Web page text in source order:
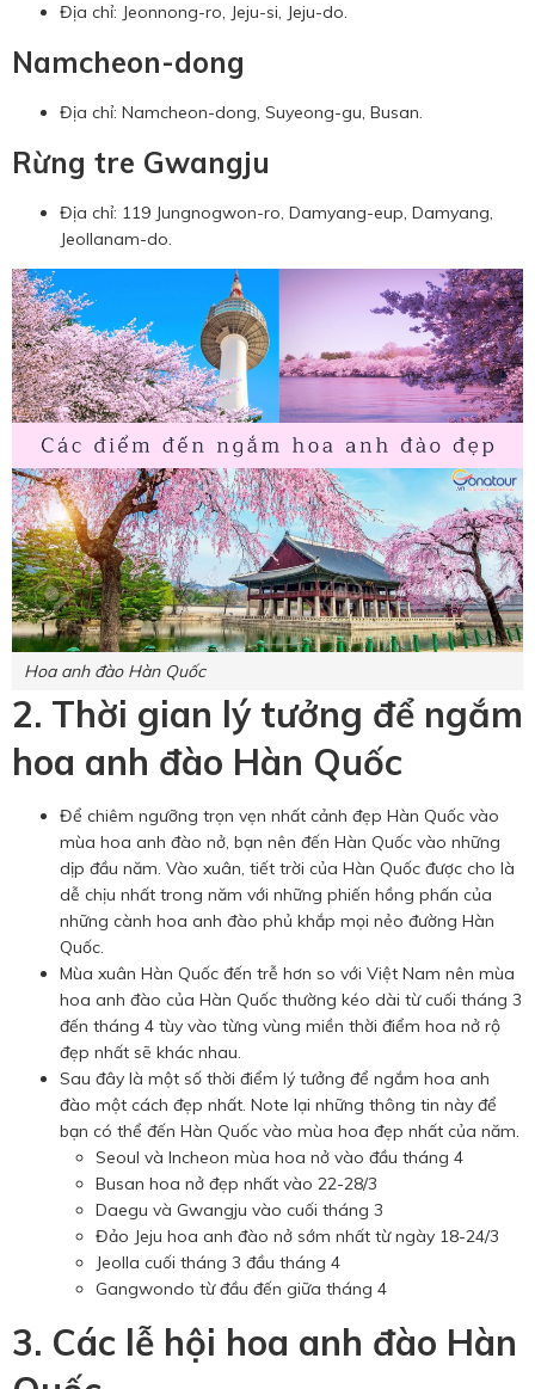
Địa chỉ: Jeonnong-ro, Jeju-si, Jeju-do.
Namcheon-dong
Địa chỉ: Namcheon-dong, Suyeong-gu, Busan.
Rừng tre Gwangju
Địa chỉ: 119 Jungnogwon-ro, Damyang-eup, Damyang,
Jeollanam-do.
Hoa anh đào Hàn Quốc
2. Thời gian lý tưởng để ngắm
hoa anh đào Hàn Quốc
Để chiêm ngưỡng trọn vẹn nhất cảnh đẹp Hàn Quốc vào
mùa hoa anh đào nở, bạn nên đến Hàn Quốc vào những
dịp đầu năm. Vào xuân, tiết trời của Hàn Quốc được cho là
dễ chịu nhất trong năm với những phiến hồng phấn của
những cành hoa anh đào phủ khắp mọi nẻo đường Hàn
Quốc.
Mùa xuân Hàn Quốc đến trễ hơn so với Việt Nam nên mùa
hoa anh đào của Hàn Quốc thường kéo dài từ cuối tháng 3
đến tháng 4 tùy vào từng vùng miền thời điểm hoa nở rộ
đẹp nhất sẽ khác nhau.
Sau đây là một số thời điểm lý tưởng để ngắm hoa anh
đào một cách đẹp nhất. Note lại những thông tin này để
bạn có thể đến Hàn Quốc vào mùa hoa đẹp nhất của năm.
Seoul và Incheon mùa hoa nở vào đầu tháng 4
Busan hoa nở đẹp nhất vào 22-28/3
Daegu và Gwangju vào cuối tháng 3
Đảo Jeju hoa anh đào nở sớm nhất từ ngày 18-24/3
Jeolla cuối tháng 3 đầu tháng 4
Gangwondo từ đầu đến giữa tháng 4
3. Các lễ hội hoa anh đào Hàn